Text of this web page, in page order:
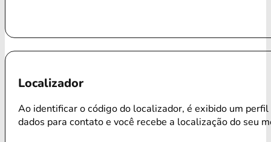
Localizador
Ao identificar o código do localizador, é exibido um perfil
dados para contato e você recebe a localização do seu